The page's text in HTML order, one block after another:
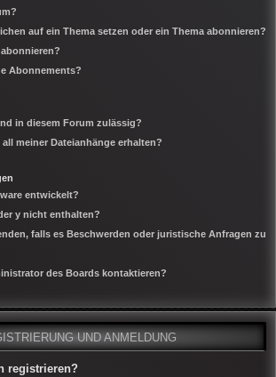
auf ein Thema setzen oder ein Thema abonnieren?
Abonnements?
in diesem Forum zulässig?
meiner Dateianhänge erhalten?
entwickelt?
y nicht enthalten?
falls es Beschwerden oder juristische Anfragen zu
des Boards kontaktieren?
UND ANMELDUNG
registrieren?